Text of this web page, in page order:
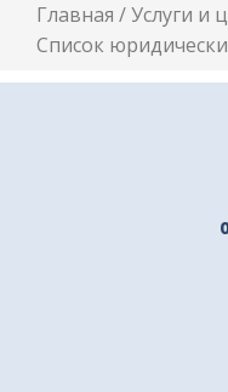
Банкротство
Бухгалтерские
Главная /Услуги и
Список